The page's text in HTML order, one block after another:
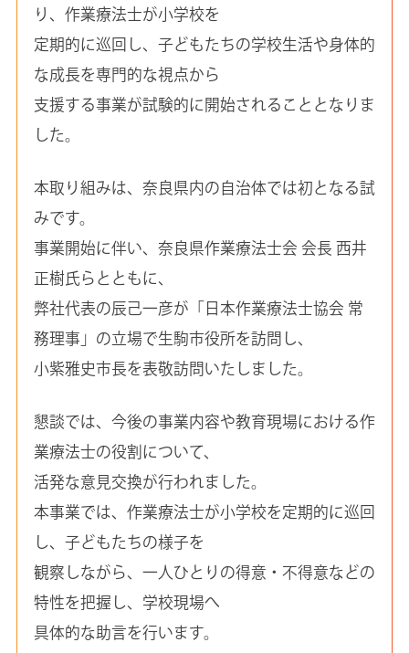
り、作業療法士が小学校を
定期的に巡回し、子どもたちの学校生活や身体的
な成長を専門的な視点から
支援する事業が試験的に開始されることとなりま
した。
本取り組みは、奈良県内の自治体では初となる試
みです。
事業開始に伴い、奈良県作業療法士会 会長 西井
正樹氏らとともに、
弊社代表の辰己一彦が「日本作業療法士協会 常
務理事」の立場で生駒市役所を訪問し、
小紫雅史市長を表敬訪問いたしました。
懇談では、今後の事業内容や教育現場における作
業療法士の役割について、
活発な意見交換が行われました。
本事業では、作業療法士が小学校を定期的に巡回
し、子どもたちの様子を
観察しながら、一人ひとりの得意・不得意などの
特性を把握し、学校現場へ
具体的な助言を行います。